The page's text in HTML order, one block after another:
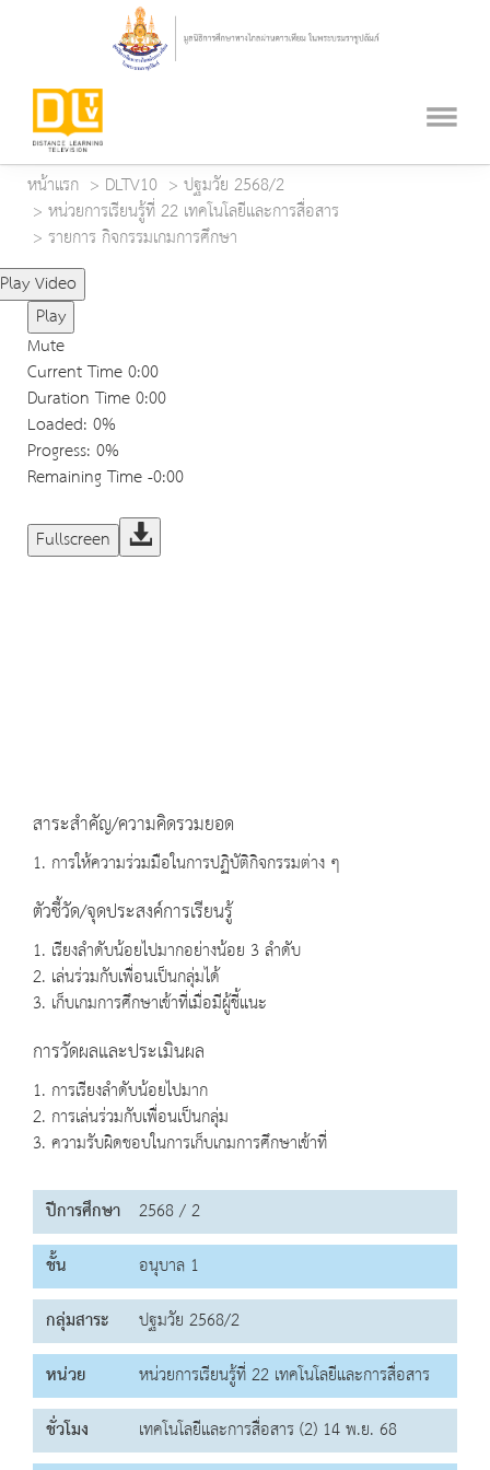
หน้าแรก DLTV10
ปฐมวัย 2568/2
หน่วยการเรียนรู้ที่ 22 เทคโนโลยีและการสื่อสาร
รายการ กิจกรรมเกมการศึกษา
Play Video
Play
Mute
Current Time0:00
Duration Time0:00
Loaded: 0%
Progress: 0%
Remaining Time-0:00
Fullscreen
สาระสำคัญ/ความคิดรวมยอด
1. การให้ความร่วมมือในการปฏิบัติกิจกรรมต่าง ๆ
ตัวชี้วัด/จุดประสงค์การเรียนรู้
1. เรียงลำดับน้อยไปมากอย่างน้อย 3 ลำดับ
2. เล่นร่วมกับเพื่อนเป็นกลุ่มได้
3. เก็บเกมการศึกษาเข้าที่เมื่อมีผู้ชี้แนะ
การวัดผลและประเมินผล
1. การเรียงลำดับน้อยไปมาก
2. การเล่นร่วมกับเพื่อนเป็นกลุ่ม
3. ความรับผิดชอบในการเก็บเกมการศึกษาเข้าที่
ปีการศึกษา 2568 / 2
ชั้น
อนุบาล 1
กลุ่มสาระ
ปฐมวัย 2568/2
หน่วย
หน่วยการเรียนรู้ที่ 22 เทคโนโลยีและการสื่อสาร
ชั่วโมง
เทคโนโลยีและการสื่อสาร (2) 14 พ.ย. 68